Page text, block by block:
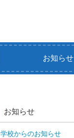
お知らせ
お知らせ
学校からのお知らせ